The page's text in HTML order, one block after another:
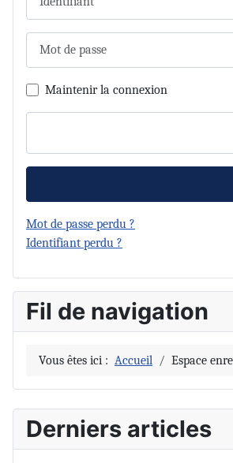
Mot de passe
Maintenir la connexion
Mot de passe perdu ?
Identifiant perdu ?
Fil de navigation
Vous êtes ici : Accueil Espace
Derniers articles